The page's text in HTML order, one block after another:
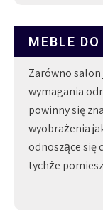
MEBLE
Zarówno
wymagania
powinny się
wyobrażenia
odnoszące się
tychże